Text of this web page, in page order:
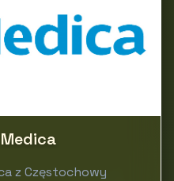
z Częstochowy